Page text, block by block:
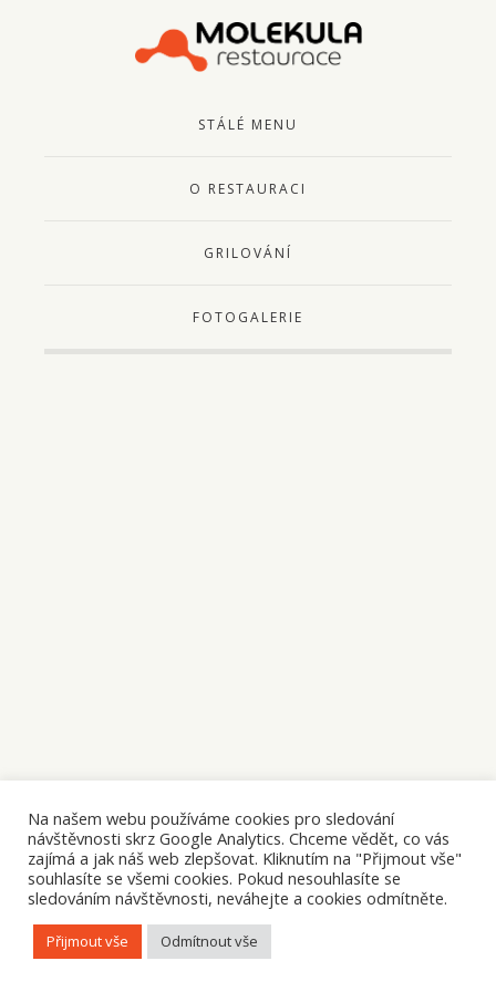
STÁLÉ MENU
O RESTAURACI
GRILOVÁNÍ
FOTOGALERIE
Na našem webu používáme cookies pro sledování
návštěvnosti skrz Google Analytics. Chceme vědět, co vás
zajímá a jak náš web zlepšovat. Kliknutím na "Přijmout vše"
souhlasíte se všemi cookies. Pokud nesouhlasíte se
sledováním návštěvnosti, neváhejte a cookies odmítněte.
Přijmout vše Odmítnout vše